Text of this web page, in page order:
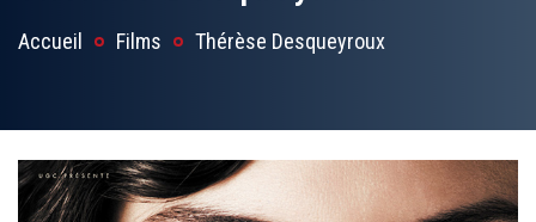
Accueil Films Thérèse Desqueyroux